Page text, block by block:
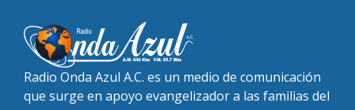
Radio Onda Azul A.C. es un medio de comunicación
que surge en apoyo evangelizador a las familias del